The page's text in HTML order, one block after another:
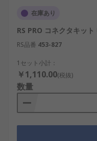
電源アクセサリが
る。
IoTデバイス
テムに電源管理を
半導体製造：電源
な電力供給を保証
電源アク
在庫あり
RS PRO コネクタキッ
RS品番 453-827
1セット小計：
￥1,110.00(税抜)
数量